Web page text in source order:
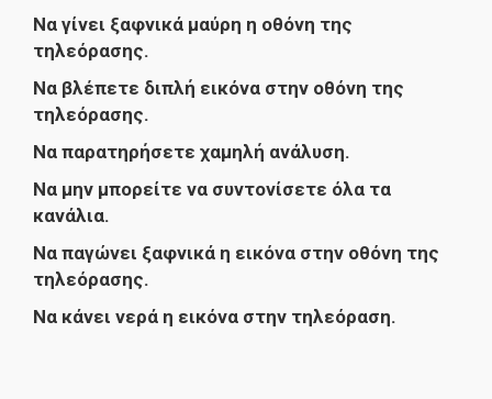
Να γίνει ξαφνικά μαύρη η οθόνη της
τηλεόρασης.
Να βλέπετε διπλή εικόνα στην οθόνη της
τηλεόρασης.
Να παρατηρήσετε χαμηλή ανάλυση.
Να μην μπορείτε να συντονίσετε όλα τα
κανάλια.
Να παγώνει ξαφνικά η εικόνα στην οθόνη της
τηλεόρασης.
Να κάνει νερά η εικόνα στην τηλεόραση.